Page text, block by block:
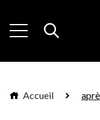
Accueil